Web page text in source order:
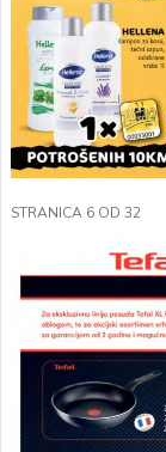
STRANICA 6 OD 32